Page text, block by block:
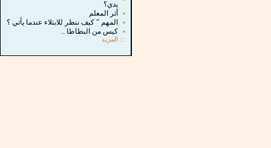
يدي؟
▪
أثر المعلم
▪
المهم " كيف ننظر للابتلاء عندما يأتي ؟
▪
كيس من البطاطا ..
::: المزيد